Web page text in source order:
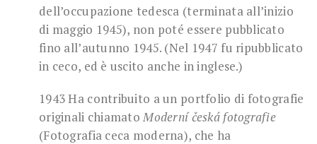
dell’occupazione tedesca (terminata all’inizio
di maggio 1945), non poté essere pubblicato
fino all’autunno 1945. (Nel 1947 fu ripubblicato
in ceco, ed è uscito anche in inglese.)
1943 Ha contribuito a un portfolio di fotografie
originali chiamatoModerní česká fotografie
(Fotografia ceca moderna), che ha